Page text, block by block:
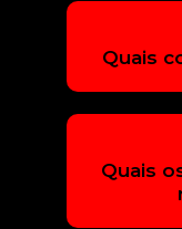
Quais
Quais